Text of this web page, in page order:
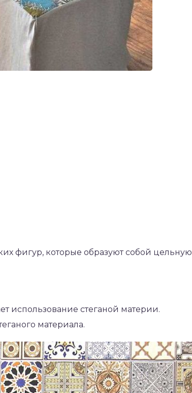
фигур, которые образуют собой цельную
использование стеганой материи.
материала.